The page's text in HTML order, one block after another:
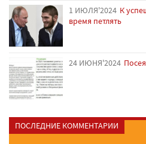
1 ИЮЛЯ'2024 К
время петлять
24 ИЮНЯ'2024
ПОСЛЕДНИЕ КОММЕНТАРИИ